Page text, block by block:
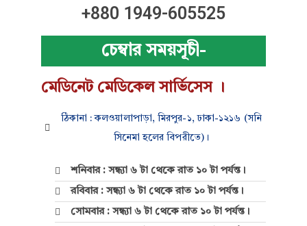
+880 1949-605525
চেম্বার সময়সূচী-
মেডিনেট মেডিকেল সার্ভিসেস ।
ঠিকানা : কলওয়ালাপাড়া, মিরপুর-১, ঢাকা-১২১৬ (সনি
সিনেমা হলের বিপরীতে)।
শনিবার : সন্ধ্যা ৬ টা থেকে রাত ১০ টা পর্যন্ত।
রবিবার : সন্ধ্যা ৬ টা থেকে রাত ১০ টা পর্যন্ত।
সোমবার : সন্ধ্যা ৬ টা থেকে রাত ১০ টা পর্যন্ত।